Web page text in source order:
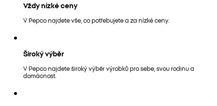
Vždy nízké ceny
V Pepco najdete vše, co potřebujete a za nízké ceny.
Široký výběr
V Pepco najdete široký výběr výrobků pro sebe, svou rodinu a
domácnost.